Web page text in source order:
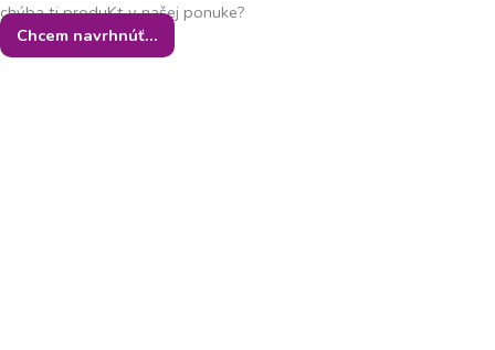
chýba ti produKt v našej ponuke?
Chcem navrhnúť...